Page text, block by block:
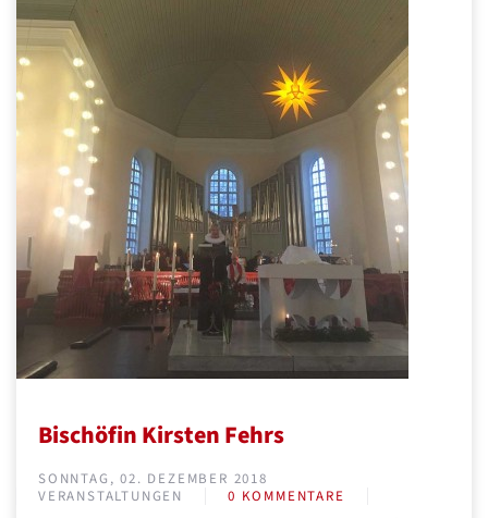
Bischöfin Kirsten Fehrs
SONNTAG, 02. DEZEMBER 2018
VERANSTALTUNGEN
0 KOMMENTARE